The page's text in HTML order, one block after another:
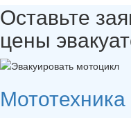
Оставьте
цены
Мототехника